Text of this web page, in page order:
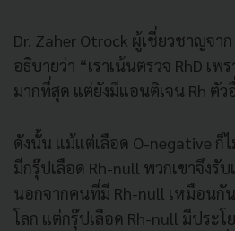
Dr. Zaher Otrock ผู้เชี่ยวชาญจา
อธิบายว่า “เราเน้นตรวจ RhD เ
มากที่สุด แต่ยังมีแอนติเจน Rh ตั
ดังนั้น แม้แต่เลือด O-negative
มีกรุ๊ปเลือด Rh-null พวกเขาจึงรับ
นอกจากคนที่มี Rh-null เหมือนกั
โลก แต่กรุ๊ปเลือด Rh-null มีประ